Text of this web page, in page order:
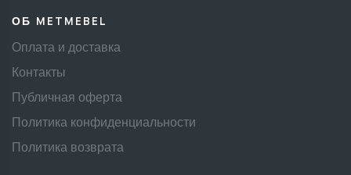
ОБ METMEBEL
Оплата и доставка
Контакты
Публичная оферта
Политика конфиденциальности
Политика возврата